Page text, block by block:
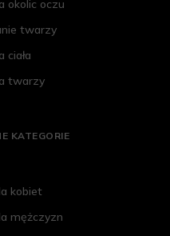
okolic oczu
twarzy
ciała
twarzy
KATEGORIE
kobiet
mężczyzn